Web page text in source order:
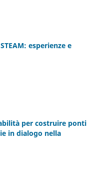
esperienze e
per costruire ponti
in dialogo nella